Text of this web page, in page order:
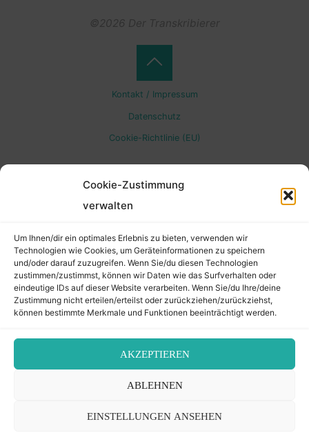
Cookie-Zustimmung
verwalten
Um Ihnen/dir ein optimales Erlebnis zu bieten, verwenden wir
Technologien wie Cookies, um Geräteinformationen zu speichern
und/oder darauf zuzugreifen. Wenn Sie/du diesen Technologien
zustimmen/zustimmst, können wir Daten wie das Surfverhalten oder
eindeutige IDs auf dieser Website verarbeiten. Wenn Sie/du Ihre/deine
Zustimmung nicht erteilen/erteilst oder zurückziehen/zurückziehst,
können bestimmte Merkmale und Funktionen beeinträchtigt werden.
AKZEPTIEREN
ABLEHNEN
EINSTELLUNGEN ANSEHEN
©2026 Der Transkribierer
Kontakt / Impressum
Datenschutz
Cookie-Richtlinie (EU)
Back
to